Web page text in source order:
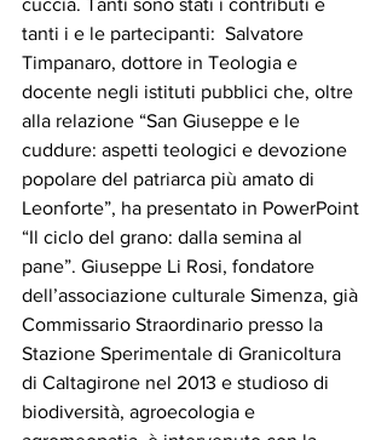
cuccìa. Tanti sono stati i contributi e
tanti i e le partecipanti:  Salvatore
Timpanaro, dottore in Teologia e
docente negli istituti pubblici che, oltre
alla relazione “San Giuseppe e le
cuddure: aspetti teologici e devozione
popolare del patriarca più amato di
Leonforte”, ha presentato in PowerPoint
“Il ciclo del grano: dalla semina al
pane”. Giuseppe Li Rosi, fondatore
dell’associazione culturale Simenza, già
Commissario Straordinario presso la
Stazione Sperimentale di Granicoltura
di Caltagirone nel 2013 e studioso di
biodiversità, agroecologia e